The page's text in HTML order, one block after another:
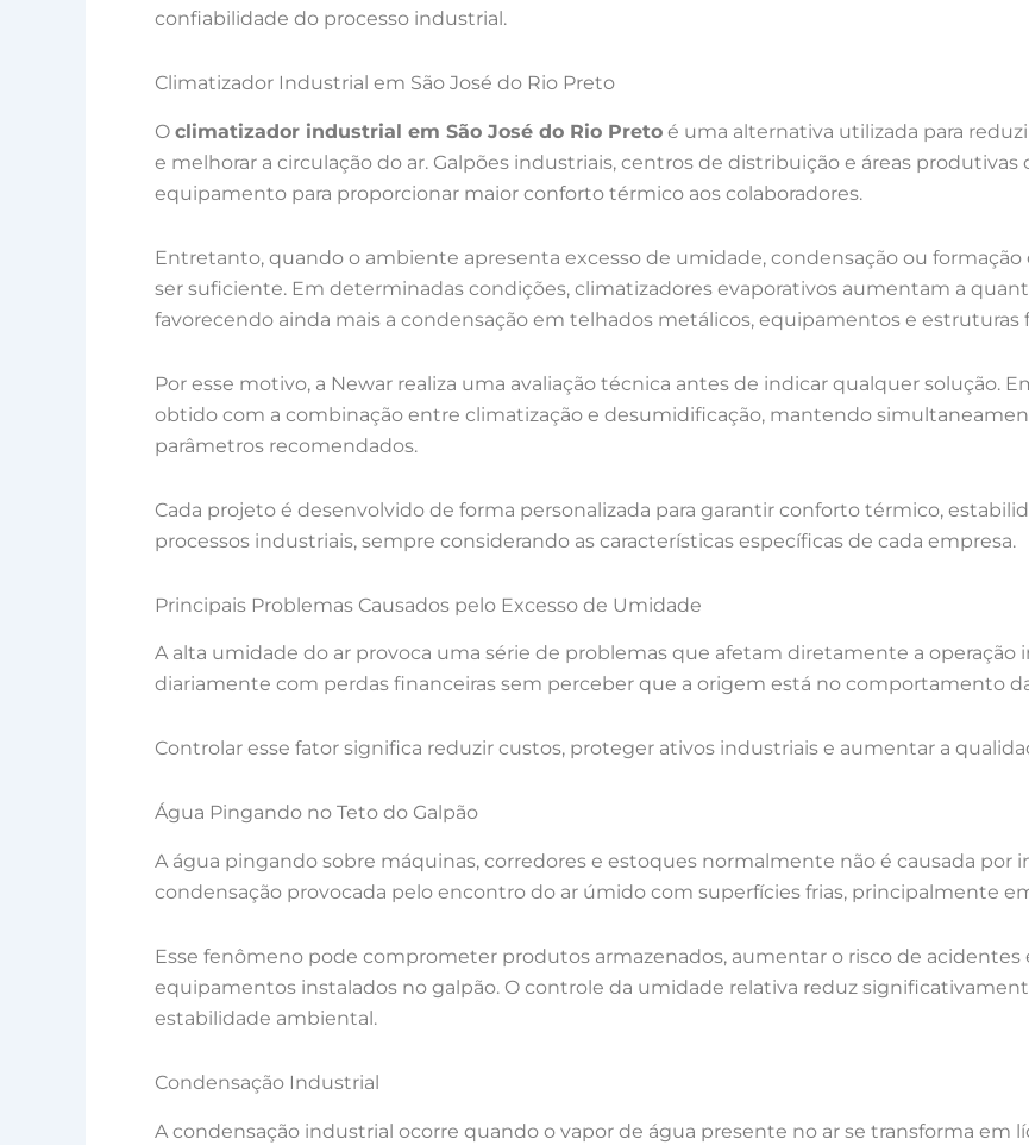
confiabilidade do processo industrial.
Climatizador Industrial em São José do Rio Preto
O climatizador industrial em São José do Rio Preto é uma alternativa utilizada para
e melhorar a circulação do ar. Galpões industriais, centros de distribuição e áreas
equipamento para proporcionar maior conforto térmico aos colaboradores.
Entretanto, quando o ambiente apresenta excesso de umidade, condensação ou
ser suficiente. Em determinadas condições, climatizadores evaporativos aumentam a
favorecendo ainda mais a condensação em telhados metálicos, equipamentos e estruturas
Por esse motivo, a Newar realiza uma avaliação técnica antes de indicar qualquer solução.
obtido com a combinação entre climatização e desumidificação, mantendo
parâmetros recomendados.
Cada projeto é desenvolvido de forma personalizada para garantir conforto térmico,
processos industriais, sempre considerando as características específicas de cada empresa.
Principais Problemas Causados pelo Excesso de Umidade
A alta umidade do ar provoca uma série de problemas que afetam diretamente a operação
diariamente com perdas financeiras sem perceber que a origem está no comportamento
Controlar esse fator significa reduzir custos, proteger ativos industriais e aumentar a
Água Pingando no Teto do Galpão
A água pingando sobre máquinas, corredores e estoques normalmente não é causada por
condensação provocada pelo encontro do ar úmido com superfícies frias, principalmente
Esse fenômeno pode comprometer produtos armazenados, aumentar o risco de acidentes
equipamentos instalados no galpão. O controle da umidade relativa reduz
estabilidade ambiental.
Condensação Industrial
A condensação industrial ocorre quando o vapor de água presente no ar se transforma